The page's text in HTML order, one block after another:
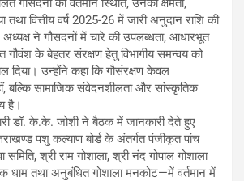
गौसदनों की वर्तमान स्थिति, उनकी क्षमता,
वित्तीय वर्ष 2025-26 में जारी अनुदान राशि की
अध्यक्ष ने गौसदनों में चारे की उपलब्धता, आधारभूत
गौवंश के बेहतर संरक्षण हेतु विभागीय समन्वय को
उन्होंने कहा कि गौसंरक्षण केवल
बल्कि सामाजिक संवेदनशीलता और सांस्कृतिक
है।
डॉ. के.के. जोशी ने बैठक में जानकारी देते हुए
पशु कल्याण बोर्ड के अंतर्गत पंजीकृत पांच
श्री राम गोशाला, श्री नंद गोपाल गोशाला
धाम तथा अनुबंधित गोशाला मनकोट—में वर्तमान में